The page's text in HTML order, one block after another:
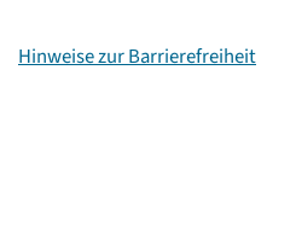
Hinweise zur Barrierefreiheit